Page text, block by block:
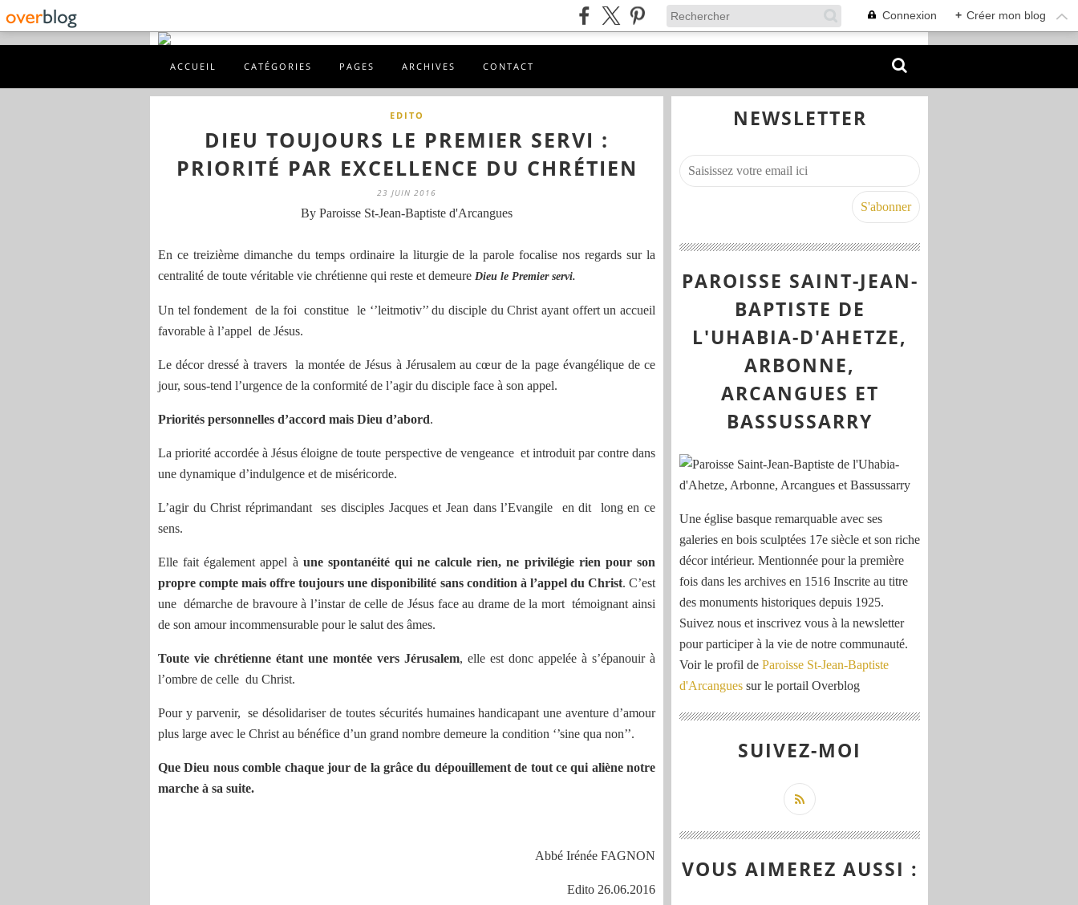
Connexion + Créer mon blog
ACCUEIL CATÉGORIES PAGES ARCHIVES CONTACT
EDITO
DIEU TOUJOURS LE PREMIER SERVI :
PRIORITÉ PAR EXCELLENCE DU CHRÉTIEN
23 JUIN 2016
By Paroisse St-Jean-Baptiste d'Arcangues
En ce treizième dimanche du temps ordinaire la liturgie de la parole focalise nos regards sur la
centralité de toute véritable vie chrétienne qui reste et demeure Dieu le Premier servi.
Un tel fondement de la foi constitue le ‘’leitmotiv’’ du disciple du Christ ayant offert un accueil
favorable à l’appel de Jésus.
Le décor dressé à travers la montée de Jésus à Jérusalem au cœur de la page évangélique de ce
jour, sous-tend l’urgence de la conformité de l’agir du disciple face à son appel.
Priorités personnelles d’accord mais Dieu d’abord.
La priorité accordée à Jésus éloigne de toute perspective de vengeance et introduit par contre dans
une dynamique d’indulgence et de miséricorde.
L’agir du Christ réprimandant ses disciples Jacques et Jean dans l’Evangile en dit long en ce
sens.
Elle fait également appel à une spontanéité qui ne calcule rien, ne privilégie rien pour son
propre compte mais offre toujours une disponibilité sans condition à l’appel du Christ. C’est
une démarche de bravoure à l’instar de celle de Jésus face au drame de la mort témoignant ainsi
de son amour incommensurable pour le salut des âmes.
Toute vie chrétienne étant une montée vers Jérusalem, elle est donc appelée à s’épanouir à
l’ombre de celle du Christ.
Pour y parvenir, se désolidariser de toutes sécurités humaines handicapant une aventure d’amour
plus large avec le Christ au bénéfice d’un grand nombre demeure la condition ‘’sine qua non’’.
Que Dieu nous comble chaque jour de la grâce du dépouillement de tout ce qui aliène notre
marche à sa suite.
Abbé Irénée FAGNON
Edito 26.06.2016
NEWSLETTER
PAROISSE SAINT-JEAN-
BAPTISTE DE
L'UHABIA-D'AHETZE,
ARBONNE,
ARCANGUES ET
BASSUSSARRY
Une église basque remarquable avec ses
galeries en bois sculptées 17e siècle et son riche
décor intérieur. Mentionnée pour la première
fois dans les archives en 1516 Inscrite au titre
des monuments historiques depuis 1925.
Suivez nous et inscrivez vous à la newsletter
pour participer à la vie de notre communauté.
Voir le profil de Paroisse St-Jean-Baptiste
d'Arcangues sur le portail Overblog
SUIVEZ-MOI
VOUS AIMEREZ AUSSI :